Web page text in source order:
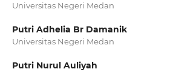
Universitas Negeri Medan
Putri Adhelia Br Damanik
Universitas Negeri Medan
Putri Nurul Auliyah